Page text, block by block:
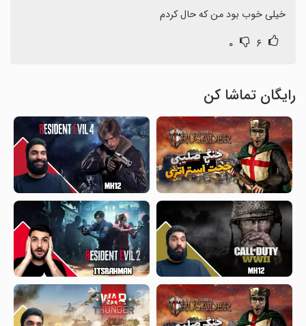
خیلی خوب بود من که حال کردم
۶ ۰
رایگان تماشا کن